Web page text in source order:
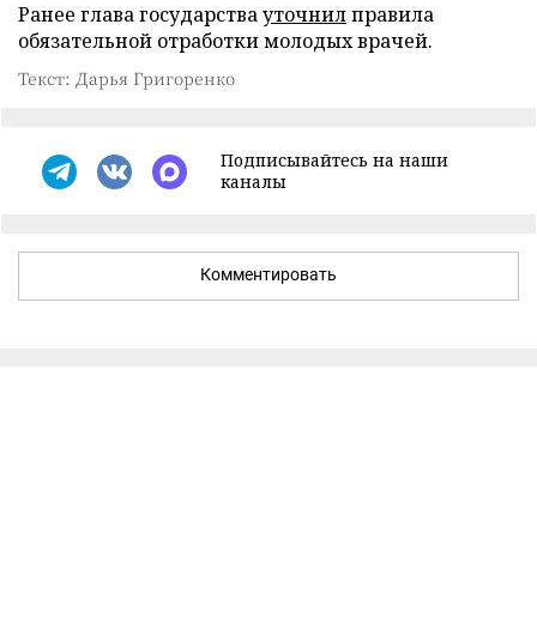
Ранее глава государствауточнилправила
обязательной отработки молодых врачей.
Текст: Дарья Григоренко
Подписывайтесь на наши
каналы
Комментировать